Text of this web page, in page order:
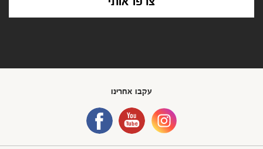
עקבו אחרינו